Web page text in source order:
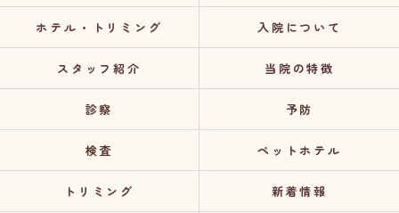
ホテル・トリミング 入院について
スタッフ紹介 当院の特徴
診察 予防
検査 ペットホテル
トリミング 新着情報